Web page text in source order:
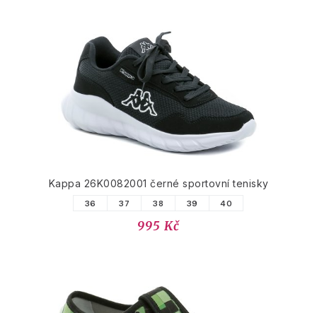
Kappa 26K0082001 černé sportovní tenisky
36 37 38 39 40
995 Kč